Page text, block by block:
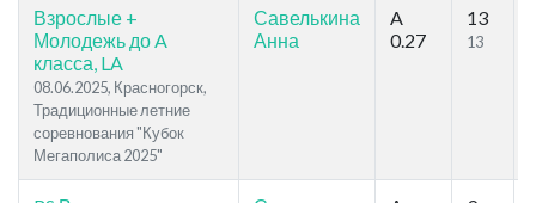
Взрослые +
Молодежь до A
класса, LA
08.06.2025, Красногорск,
Традиционные летние
соревнования "Кубок
Мегаполиса 2025"
Савелькина
Анна
A
0.27
13
13